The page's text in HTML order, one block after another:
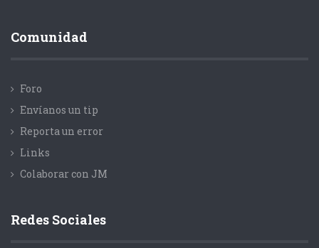
Comunidad
Foro
Envíanos un tip
Reporta un error
Links
Colaborar con JM
Redes Sociales